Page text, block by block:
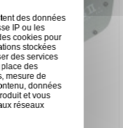
des données
IP ou les
cookies pour
stockées
des services
des
mesure de
données
et vous
réseaux